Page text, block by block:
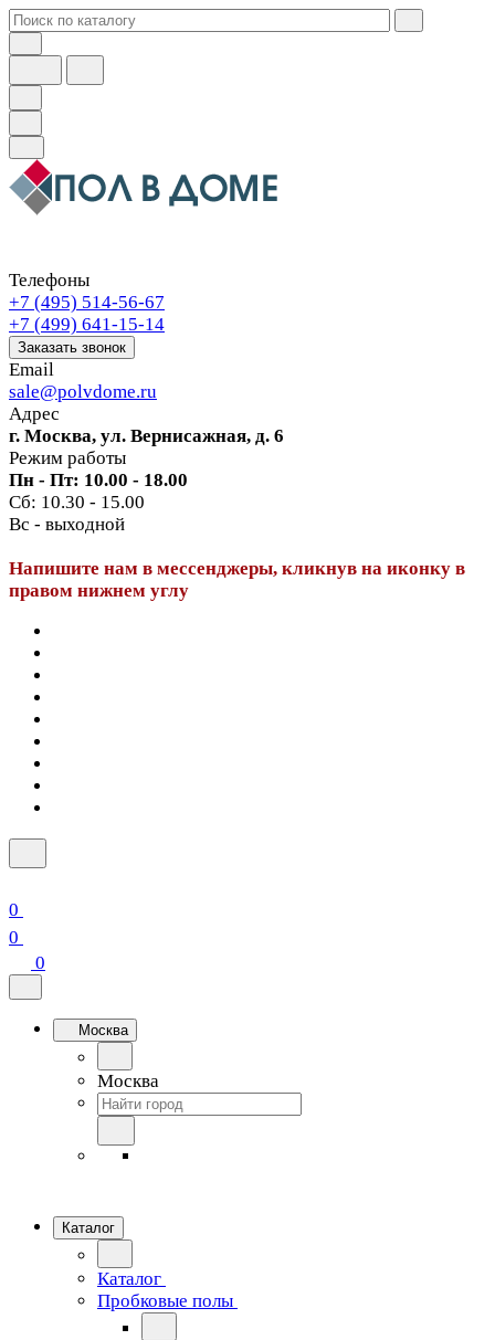
Телефоны
+7 (495) 514-56-67
+7 (499) 641-15-14
Заказать звонок
Email
sale@polvdome.ru
Адрес
г. Москва, ул. Вернисажная, д. 6
Режим работы
Пн - Пт: 10.00 - 18.00
Сб: 10.30 - 15.00
Вс - выходной
Напишите нам в мессенджеры, кликнув на иконку в
правом нижнем углу
0
0
0
Москва
Москва
Каталог
Каталог
Пробковые полы